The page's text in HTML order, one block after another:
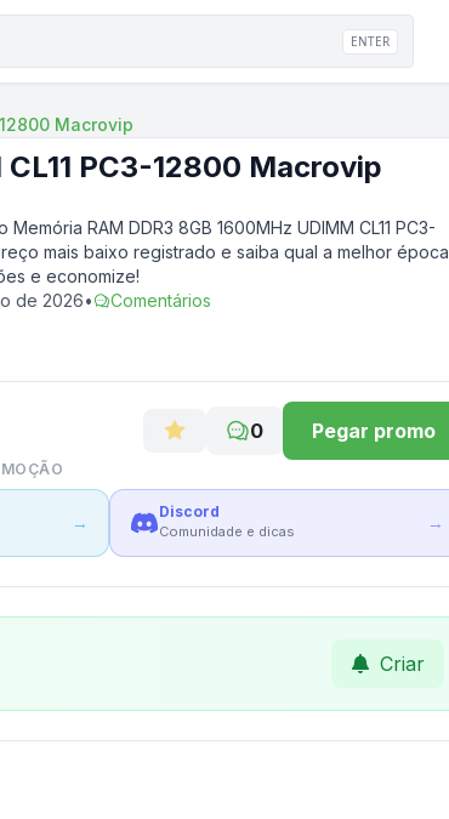
ENTER
Macrovip
PC3-12800 Macrovip
Memória RAM DDR3 8GB 1600MHz UDIMM CL11 PC3-
mais baixo registrado e saiba qual a melhor época
e economize!
de 2026• Comentários
0 Pegar promo
→
Discord
Comunidade e dicas →
Criar